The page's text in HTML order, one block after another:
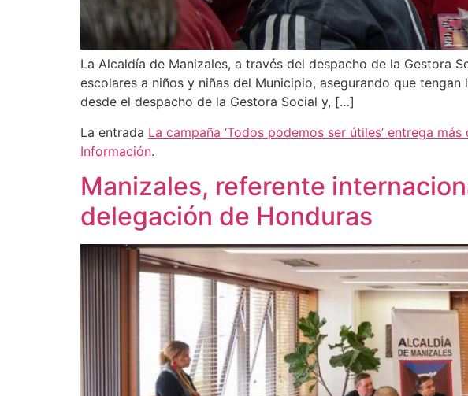
La Alcaldía de Manizales, a través del despacho de la Gestora
escolares a niños y niñas del Municipio, asegurando que
desde el despacho de la Gestora Social y, […]
La entrada La campaña ‘Todos podemos ser útiles’ entrega
Información.
Manizales, referente
delegación de Honduras